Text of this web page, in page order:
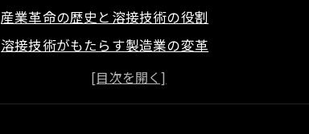
産業革命の歴史と溶接技術の役割
溶接技術がもたらす製造業の変革
新時代の溶接技術とグローバル市場
溶接技術革新による製品品質の向上